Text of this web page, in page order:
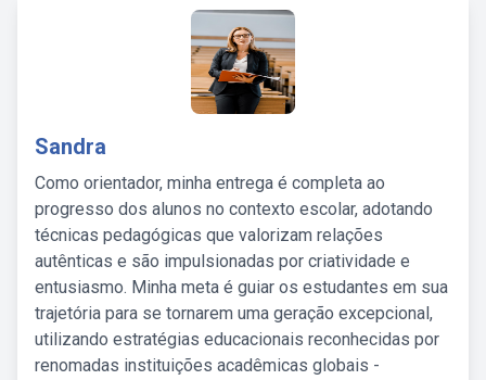
Sandra
Como orientador, minha entrega é completa ao
progresso dos alunos no contexto escolar, adotando
técnicas pedagógicas que valorizam relações
autênticas e são impulsionadas por criatividade e
entusiasmo. Minha meta é guiar os estudantes em sua
trajetória para se tornarem uma geração excepcional,
utilizando estratégias educacionais reconhecidas por
renomadas instituições acadêmicas globais -